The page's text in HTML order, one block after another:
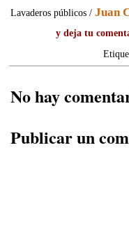
Lavaderos públicos /Juan
y deja tu
No hay
Publicar un